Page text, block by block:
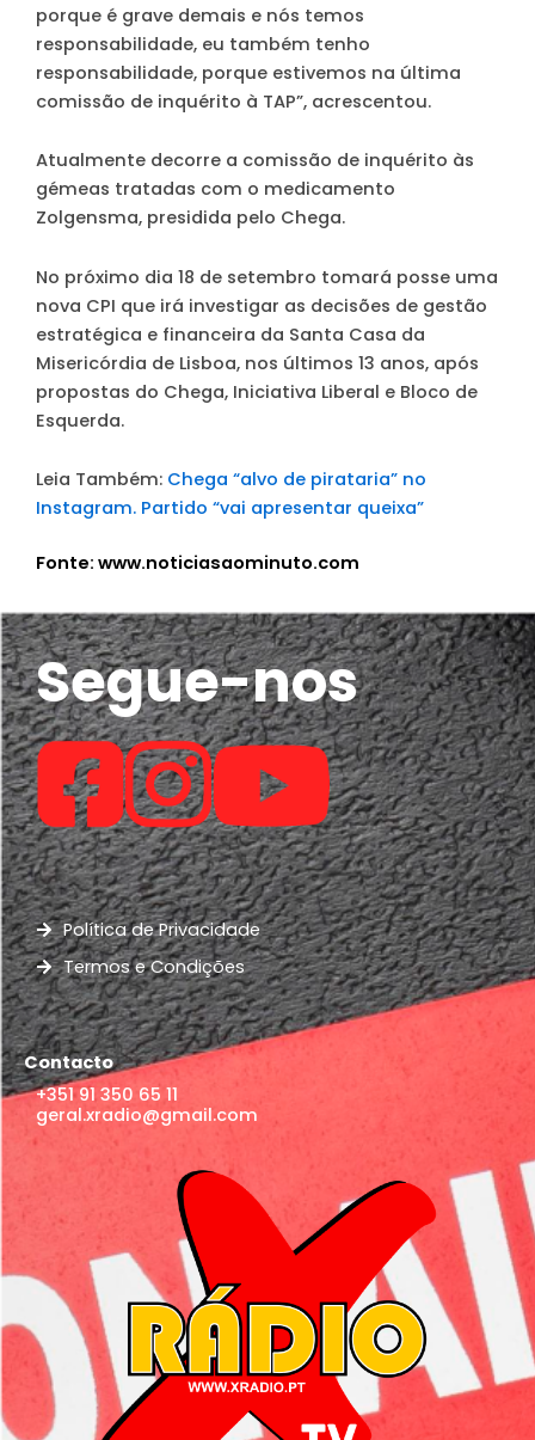
porque é grave demais e nós temos
responsabilidade, eu também tenho
responsabilidade, porque estivemos na última
comissão de inquérito à TAP”, acrescentou.
Atualmente decorre a comissão de inquérito às
gémeas tratadas com o medicamento
Zolgensma, presidida pelo Chega.
No próximo dia 18 de setembro tomará posse uma
nova CPI que irá investigar as decisões de gestão
estratégica e financeira da Santa Casa da
Misericórdia de Lisboa, nos últimos 13 anos, após
propostas do Chega, Iniciativa Liberal e Bloco de
Esquerda.
Leia Também: Chega “alvo de pirataria” no
Instagram. Partido “vai apresentar queixa”
Fonte: www.noticiasaominuto.com
Segue-nos
Política de Privacidade
Termos e Condições
Contacto
+351 91 350 65 11
geral.xradio@gmail.com